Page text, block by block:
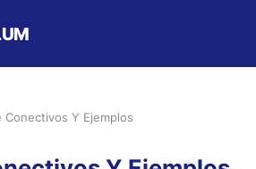
Conectivos Y Ejemplos